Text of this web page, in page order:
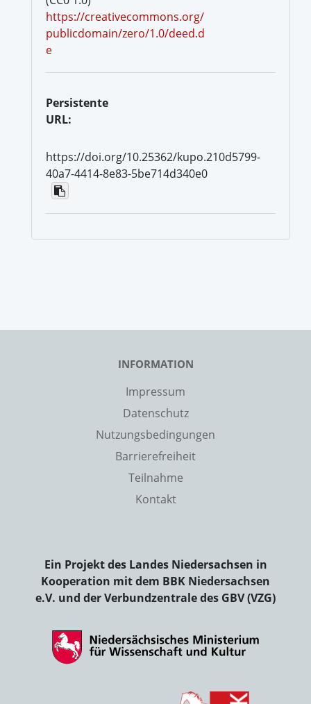
https://creativecommons.org/
publicdomain/zero/1.0/deed.d
e
Persistente
URL:
https://doi.org/10.25362/kupo.210d5799-
40a7-4414-8e83-5be714d340e0
INFORMATION
Impressum
Datenschutz
Nutzungsbedingungen
Barrierefreiheit
Teilnahme
Kontakt
Ein Projekt des Landes Niedersachsen in
Kooperation mit dem BBK Niedersachsen
e.V. und der Verbundzentrale des GBV (VZG)